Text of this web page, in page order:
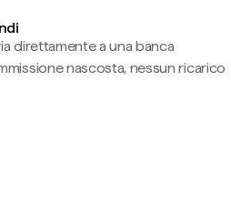
direttamente a una banca
nascosta, nessun ricarico